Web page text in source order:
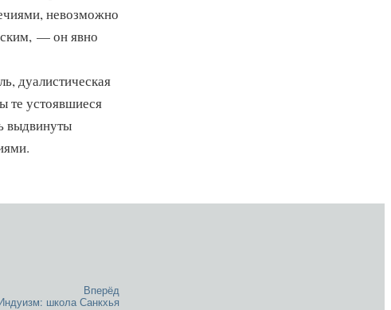
невозможно
— он явно
дуалистическая
те устоявшиеся
выдвинуты
Вперёд
школа Санкхья